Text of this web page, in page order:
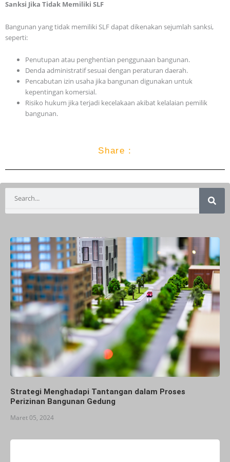
Sanksi Jika Tidak Memiliki SLF
Bangunan yang tidak memiliki SLF dapat dikenakan sejumlah sanksi,
seperti:
Penutupan atau penghentian penggunaan bangunan.
Denda administratif sesuai dengan peraturan daerah.
Pencabutan izin usaha jika bangunan digunakan untuk
kepentingan komersial.
Risiko hukum jika terjadi kecelakaan akibat kelalaian pemilik
bangunan.
Share :
Search
Strategi Menghadapi Tantangan dalam Proses
Perizinan Bangunan Gedung
Maret 05, 2024